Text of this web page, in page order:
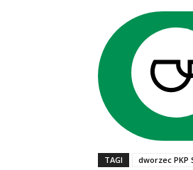
TAGI dworzec PKP